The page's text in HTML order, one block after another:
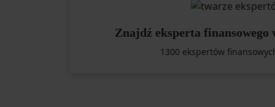
Znajdź eksperta
1300 ekspertów